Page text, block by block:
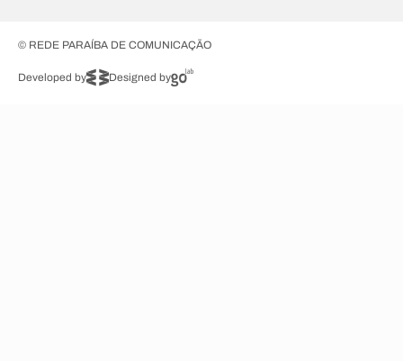
© REDE PARAÍBA DE COMUNICAÇÃO
Developed by Designed by